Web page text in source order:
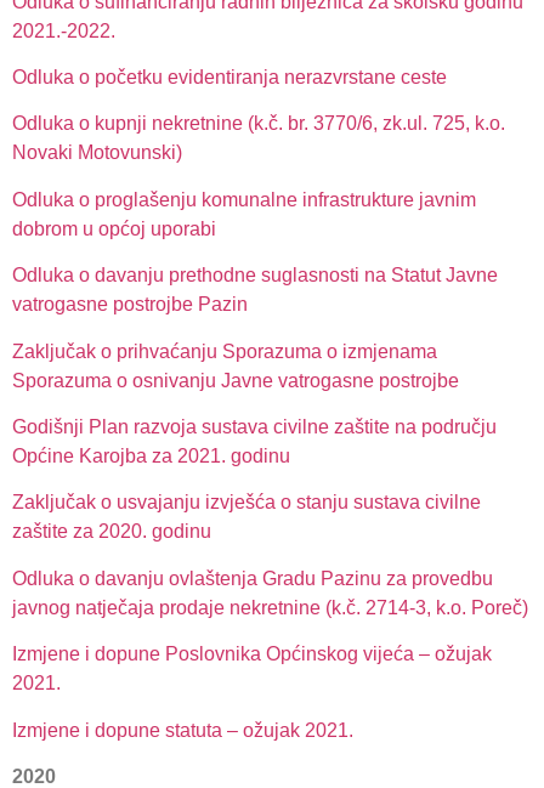
2021.-2022.
Odluka o početku evidentiranja nerazvrstane ceste
Odluka o kupnji nekretnine (k.č. br. 3770/6, zk.ul. 725, k.o.
Novaki Motovunski)
Odluka o proglašenju komunalne infrastrukture javnim
dobrom u općoj uporabi
Odluka o davanju prethodne suglasnosti na Statut Javne
vatrogasne postrojbe Pazin
Zaključak o prihvaćanju Sporazuma o izmjenama
Sporazuma o osnivanju Javne vatrogasne postrojbe
Godišnji Plan razvoja sustava civilne zaštite na području
Općine Karojba za 2021. godinu
Zaključak o usvajanju izvješća o stanju sustava civilne
zaštite za 2020. godinu
Odluka o davanju ovlaštenja Gradu Pazinu za provedbu
javnog natječaja prodaje nekretnine (k.č. 2714-3, k.o. Poreč)
Izmjene i dopune Poslovnika Općinskog vijeća – ožujak
2021.
Izmjene i dopune statuta – ožujak 2021.
2020